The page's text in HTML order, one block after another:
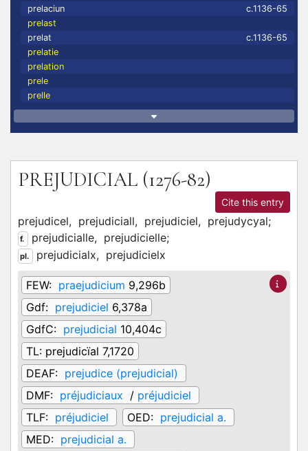
prelaciun
c.1136-65
prelast
prelat
c.1136-65
prelatie
prelation
prele
prelle
PREJUDICIAL (1276-82)
Cite this entry
prejudicel, prejudiciall, prejudiciel, prejudycyal;
f. prejudicialle, prejudicielle;
pl. prejudicialx, prejudicielx
FEW: praejudicium 9,296b
Gdf: prejudiciel 6,378a
GdfC: prejudicial 10,404c
TL: prejudicïal 7,1720
DEAF: prejudice (prejudicial)
DMF: préjudiciaux / préjudiciel
TLF: préjudiciel OED: prejudicial a.
MED: prejudicial a.